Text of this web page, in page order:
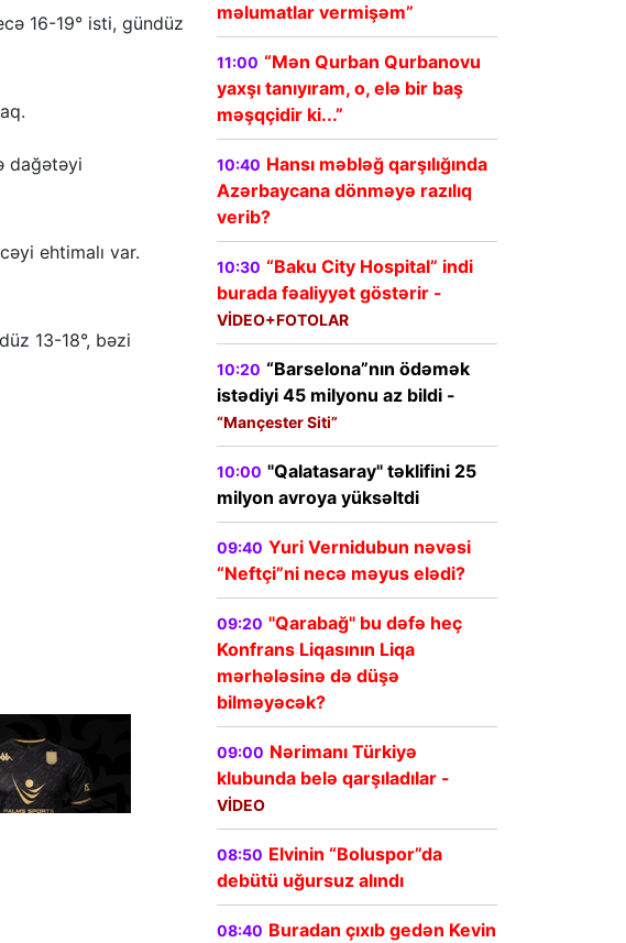
16-19° isti, gündüz
dağətəyi
ehtimalı var.
13-18°, bəzi
məlumatlar vermişəm”
11:00 “Mən Qurban Qurbanovu
yaxşı tanıyıram, o, elə bir baş
məşqçidir ki...”
10:40 Hansı məbləğ qarşılığında
Azərbaycana dönməyə razılıq
verib?
10:30 “Baku City Hospital” indi
burada fəaliyyət göstərir -
VİDEO+FOTOLAR
10:20 “Barselona”nın ödəmək
istədiyi 45 milyonu az bildi -
“Mançester Siti”
10:00 "Qalatasaray" təklifini 25
milyon avroya yüksəltdi
09:40 Yuri Vernidubun nəvəsi
“Neftçi”ni necə məyus elədi?
09:20 "Qarabağ" bu dəfə heç
Konfrans Liqasının Liqa
mərhələsinə də düşə
bilməyəcək?
09:00 Nərimanı Türkiyə
klubunda belə qarşıladılar -
VİDEO
08:50 Elvinin “Boluspor”da
debütü uğursuz alındı
08:40 Buradan çıxıb gedən Kevin